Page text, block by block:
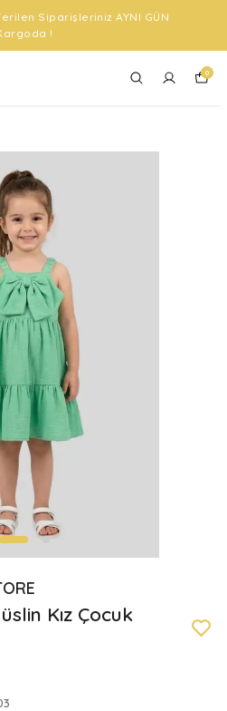
Siparişleriniz AYNI GÜN
!
0
Kız Çocuk